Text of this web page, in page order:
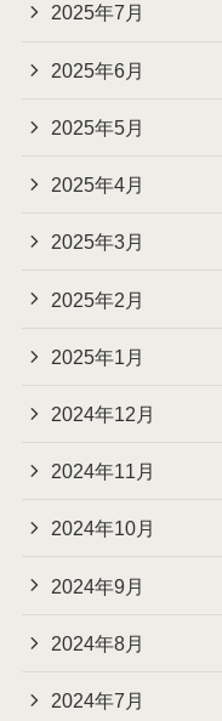
2025年7月
2025年6月
2025年5月
2025年4月
2025年3月
2025年2月
2025年1月
2024年12月
2024年11月
2024年10月
2024年9月
2024年8月
2024年7月